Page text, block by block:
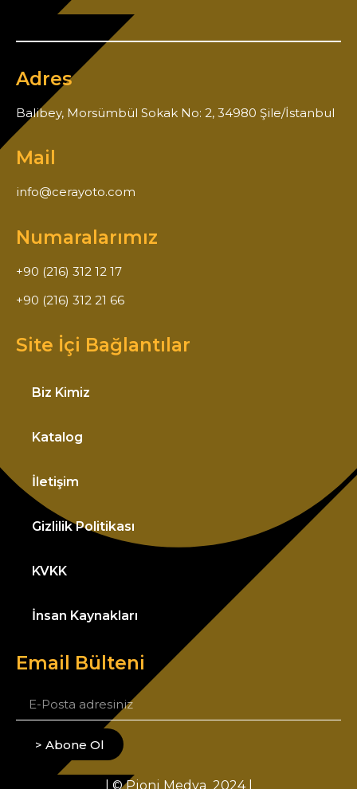
Adres
Balibey, Morsümbül Sokak No: 2, 34980 Şile/İstanbul
Mail
info@cerayoto.com
Numaralarımız
+90 (216) 312 12 17
+90 (216) 312 21 66
Site İçi Bağlantılar
Biz Kimiz
Katalog
İletişim
Gizlilik Politikası
KVKK
İnsan Kaynakları
Email Bülteni
> Abone Ol
| © Pioni Medya 2024 |